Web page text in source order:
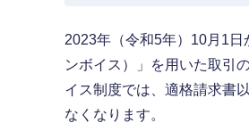
2023年（令和5年）10月1
ンボイス）」を用いた取引
イス制度では、適格請求書
なくなります。